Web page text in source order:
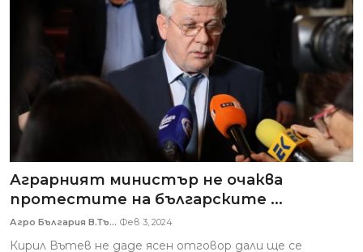
Аграрният министър не очаква
протестите на българските ...
Агро България В.Тъ... Фев 3, 2024
Кирил Вътев не даде ясен отговор дали ще се